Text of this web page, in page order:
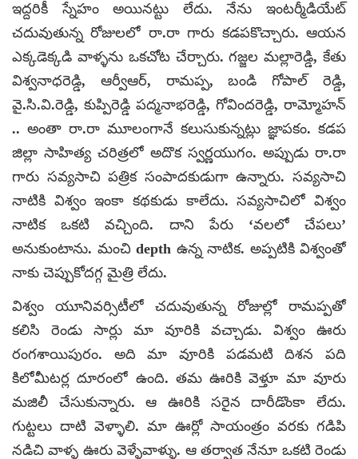
ఇద్దరికీ స్నేహం అయినట్టు లేదు. నేను ఇంటర్మీడియేట్
చదువుతున్న రోజులలో రా.రా గారు కడపకొచ్చారు. ఆయన
ఎక్కడెక్కడి వాళ్ళను ఒకచోట చేర్చారు. గజ్జల మల్లారెడ్డి, కేతు
విశ్వనాధరెడ్డి, ఆర్వీఆర్, రామప్ప, బండి గోపాల్ రెడ్డి,
వై.సి.వి.రెడ్డి, కుప్పిరెడ్డి పద్మనాభరెడ్డి, గోవిందరెడ్డి, రామ్మోహన్
.. అంతా రా.రా మూలంగానే కలుసుకున్నట్లు జ్ఞాపకం. కడప
జిల్లా సాహిత్య చరిత్రలో అదొక స్వర్ణయుగం. అప్పుడు రా.రా
గారు సవ్యసాచి పత్రిక సంపాదకుడుగా ఉన్నారు. సవ్యసాచి
నాటికి విశ్వం ఇంకా కథకుడు కాలేదు. సవ్యసాచిలో విశ్వం
నాటిక ఒకటి వచ్చింది. దాని పేరు ‘వలలో చేపలు’
అనుకుంటాను. మంచి depth ఉన్న నాటిక. అప్పటికి విశ్వంతో
నాకు చెప్పుకోదగ్గ మైత్రి లేదు.
విశ్వం యూనివర్సిటీలో చదువుతున్న రోజుల్లో రామప్పతో
కలిసి రెండు సార్లు మా వూరికి వచ్చాడు. విశ్వం ఊరు
రంగశాయిపురం. అది మా వూరికి పడమటి దిశన పది
కిలోమీటర్ల దూరంలో ఉంది. తమ ఊరికి వెళ్తూ మా వూరు
మజిలీ చేసుకున్నారు. ఆ ఊరికి సరైన దారీడొంకా లేదు.
గుట్టలు దాటి వెళ్ళాలి. మా ఊర్లో సాయంత్రం వరకు గడిపి
నడిచి వాళ్ళ ఊరు వెళ్ళేవాళ్ళు. ఆ తర్వాత నేనూ ఒకటి రెండు